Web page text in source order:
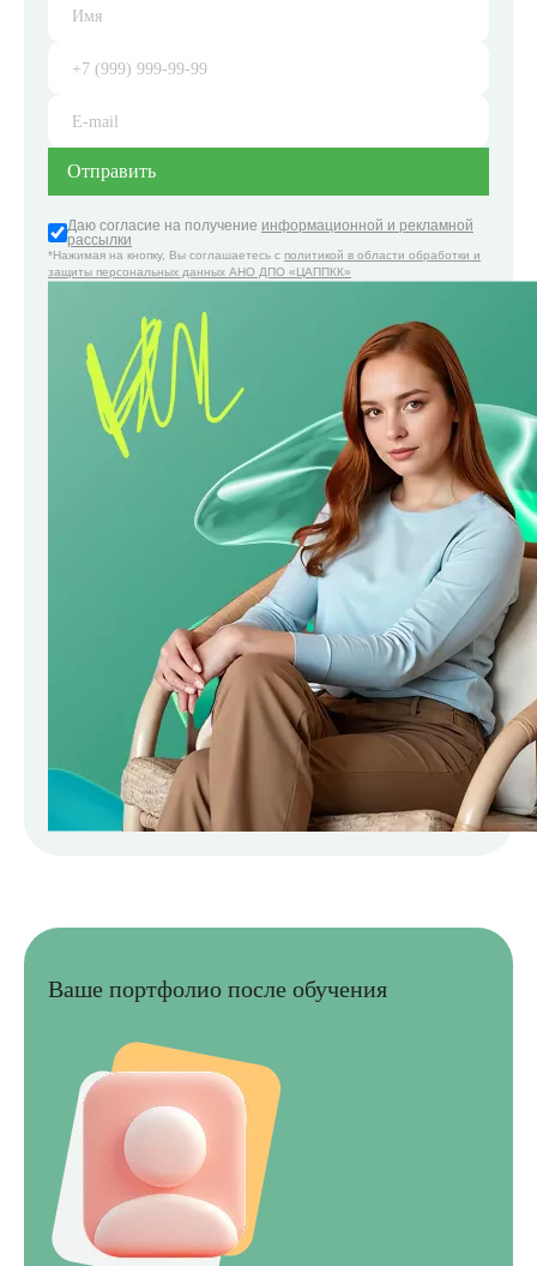
Даю согласие на получение информационной и рекламной
рассылки
*Нажимая на кнопку, Вы соглашаетесь с политикой в области обработки и
защиты персональных данных АНО ДПО «ЦАППКК»
Ваше портфолио после обучения